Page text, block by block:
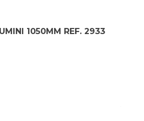
1050MM REF. 2933